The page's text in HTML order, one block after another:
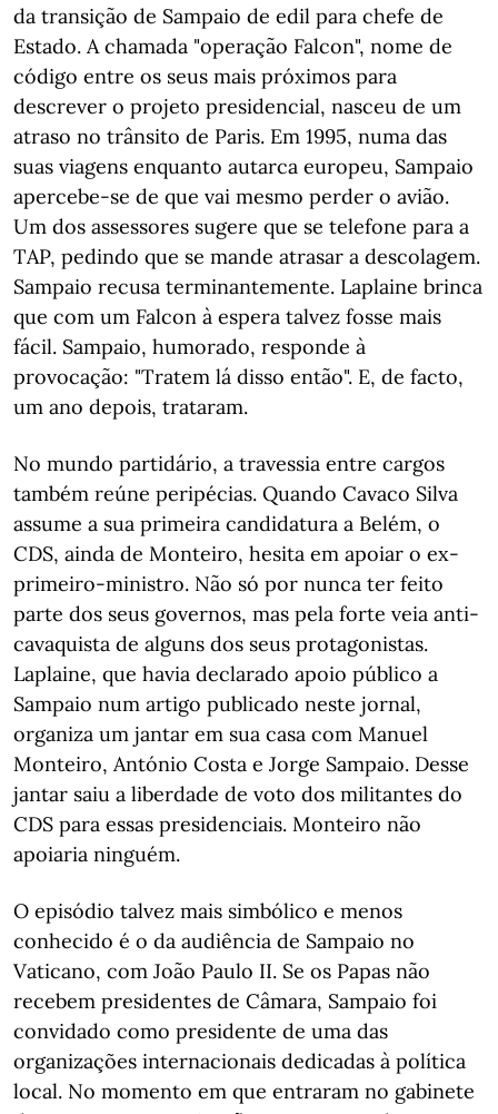
da transição de Sampaio de edil para chefe de
Estado. A chamada "operação Falcon", nome de
código entre os seus mais próximos para
descrever o projeto presidencial, nasceu de um
atraso no trânsito de Paris. Em 1995, numa das
suas viagens enquanto autarca europeu, Sampaio
apercebe-se de que vai mesmo perder o avião.
Um dos assessores sugere que se telefone para a
TAP, pedindo que se mande atrasar a descolagem.
Sampaio recusa terminantemente. Laplaine brinca
que com um Falcon à espera talvez fosse mais
fácil. Sampaio, humorado, responde à
provocação: "Tratem lá disso então". E, de facto,
um ano depois, trataram.
No mundo partidário, a travessia entre cargos
também reúne peripécias. Quando Cavaco Silva
assume a sua primeira candidatura a Belém, o
CDS, ainda de Monteiro, hesita em apoiar o ex-
primeiro-ministro. Não só por nunca ter feito
parte dos seus governos, mas pela forte veia anti-
cavaquista de alguns dos seus protagonistas.
Laplaine, que havia declarado apoio público a
Sampaio num artigo publicado neste jornal,
organiza um jantar em sua casa com Manuel
Monteiro, António Costa e Jorge Sampaio. Desse
jantar saiu a liberdade de voto dos militantes do
CDS para essas presidenciais. Monteiro não
apoiaria ninguém.
O episódio talvez mais simbólico e menos
conhecido é o da audiência de Sampaio no
Vaticano, com João Paulo II. Se os Papas não
recebem presidentes de Câmara, Sampaio foi
convidado como presidente de uma das
organizações internacionais dedicadas à política
local. No momento em que entraram no gabinete